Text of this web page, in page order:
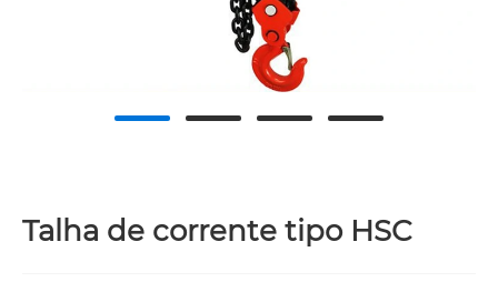
Talha de corrente tipo HSC